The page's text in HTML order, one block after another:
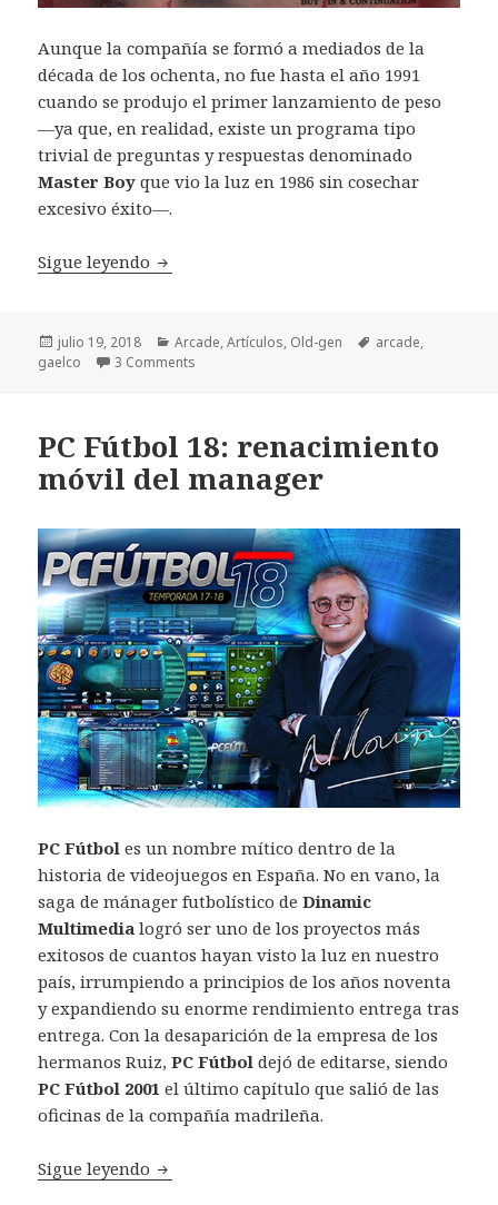
Aunque la compañía se formó a mediados de la
década de los ochenta, no fue hasta el año 1991
cuando se produjo el primer lanzamiento de peso
—ya que, en realidad, existe un programa tipo
trivial de preguntas y respuestas denominado
Master Boy que vio la luz en 1986 sin cosechar
excesivo éxito—.
Sigue leyendo Big Karnak, el primer bombazo de Gaelco
Publicado
el
julio 19, 2018 Categorías
Arcade,Artículos, Old-gen Etiquetas
arcade,
gaelco
3 Comments
PC Fútbol 18: renacimiento
móvil del manager
PC Fútbol es un nombre mítico dentro de la
historia de videojuegos en España. No en vano, la
saga de mánager futbolístico deDinamic
Multimedia logró ser uno de los proyectos más
exitosos de cuantos hayan visto la luz en nuestro
país, irrumpiendo a principios de los años noventa
y expandiendo su enorme rendimiento entrega tras
entrega. Con la desaparición de la empresa de los
hermanos Ruiz,PC Fútbol dejó de editarse, siendo
PC Fútbol 2001 el último capítulo que salió de las
oficinas de la compañía madrileña.
Sigue leyendo PC Fútbol 18: renacimiento móvil del